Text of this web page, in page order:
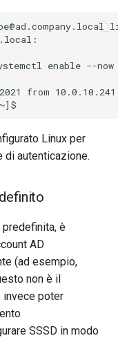
enable --
from 10.0.10.241
Linux per
autenticazione.
è
AD
(ad esempio,
non è il
invece poter
SSSD in modo